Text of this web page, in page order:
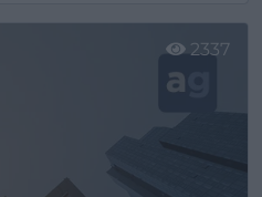
2337